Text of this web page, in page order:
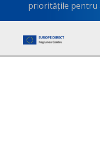
prioritățile pentru